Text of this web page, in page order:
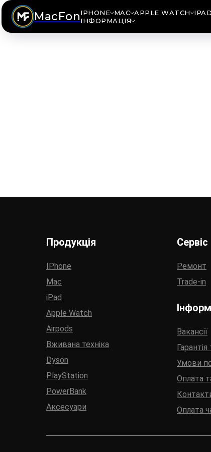
MacFonIPHONE MAC APPLE WATCH
ІНФОРМАЦІЯ
Продукція
IPhone
Mac
iPad
Apple Watch
Airpods
Вживана техніка
Dyson
PlayStation
PowerBank
Аксесуари
Сервіс
Ремонт
Trade-in
Вакансії
Гарантія
Умови
Оплата
Оплата